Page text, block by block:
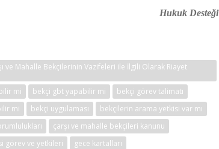
Desteği
ve Mahalle Bekçilerinin Vazifeleri ile İlgili Olarak Riayet
mi bekçi gbt yapabilir mi
bekçi görev talimatı
mi bekçi uygulaması
bekçilerin arama yetkisi var mı
çarşı ve mahalle bekçileri kanunu
görev ve yetkileri
gece kartalları